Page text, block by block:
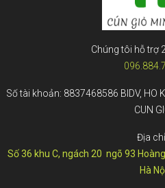
Chúng tôi hỗ trợ
Số tài khoản: 8837468586 BIDV, HO
CUN
Địa
Số 36 khu C, ngách 20 ngõ 93
Hà